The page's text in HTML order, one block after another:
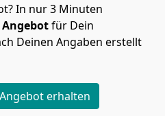
In nur 3 Minuten
für Dein
Deinen Angaben erstellt
erhalten